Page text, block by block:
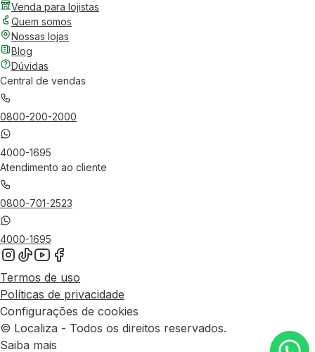
Venda para lojistas
Quem somos
Nossas lojas
Blog
Dúvidas
Central de vendas
0800-200-2000
4000-1695
Atendimento ao cliente
0800-701-2523
4000-1695
Termos de uso
Políticas de privacidade
Configurações de cookies
© Localiza - Todos os direitos reservados.
Saiba mais